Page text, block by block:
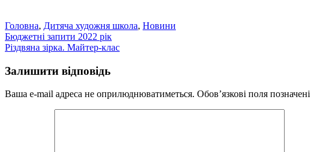
Головна, Дитяча художня школа, Новини
Навігація
записів
Бюджетні запити 2022 рік
Різдвяна зірка. Майтер-клас
Залишити відповідь
Ваша e-mail адреса не оприлюднюватиметься. Обов’язкові поля позначені